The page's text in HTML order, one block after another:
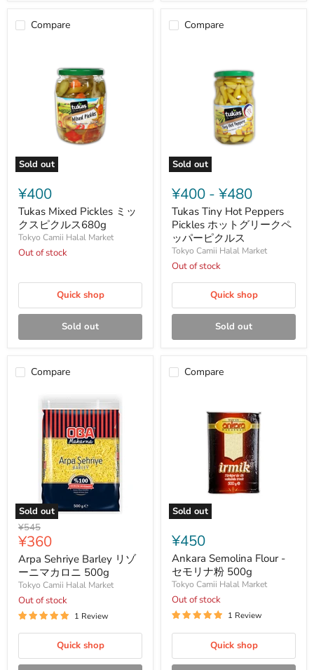
Compare
Sold out
Mixed
Pickles
ミ
ッ
ク
ス
ピ
¥400
Tukas Mixed Pickles ミッ
クスピクルス680g
Tokyo Camii Halal Market
Out of stock
Quick shop
Sold out
Compare
Sold out
Tiny
Hot
Peppers
Pickles
ホ
ッ
ト
グ
ペ
ク
ル
¥400 - ¥480
Tukas Tiny Hot Peppers
Pickles ホットグリークペ
ッパーピクルス
Tokyo Camii Halal Market
Out of stock
Quick shop
Sold out
Compare
Sold out
Arpa
Sehriye
Barley
リ
ゾ
ー
ニ
マ
カ
ニ
Original
price
¥545
Current
price
¥360
Arpa Sehriye Barley リゾ
ーニマカロニ 500g
Tokyo Camii Halal Market
Out of stock
1 Review
Quick shop
Compare
Sold out
Semolina
Flour
セ
モ
リ
ナ
粉
¥450
Ankara Semolina Flour -
セモリナ粉 500g
Tokyo Camii Halal Market
Out of stock
1 Review
Quick shop